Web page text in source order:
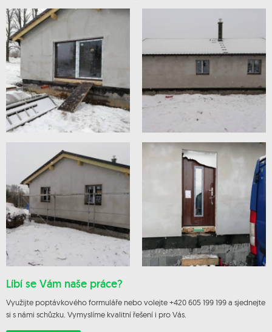
Líbí se Vám naše práce?
Využijte poptávkového formuláře nebo volejte +420 605 199 199 a sjednejte
si s námi schůzku. Vymyslíme kvalitní řešení i pro Vás.